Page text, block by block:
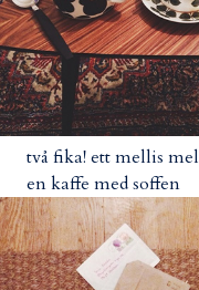
två fika! ett mellis
en kaffe med soffen